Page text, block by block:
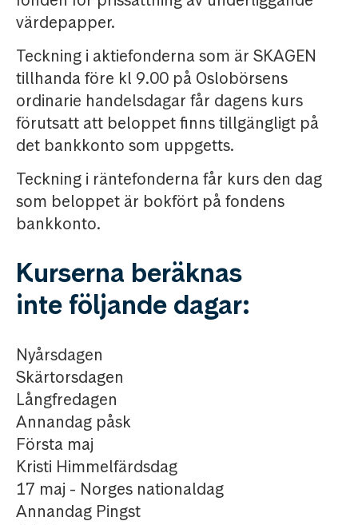
värdepapper.
Teckning i aktiefonderna som är SKAGEN
tillhanda före kl 9.00 på Oslobörsens
ordinarie handelsdagar får dagens kurs
förutsatt att beloppet finns tillgängligt på
det bankkonto som uppgetts.
Teckning i räntefonderna får kurs den dag
som beloppet är bokfört på fondens
bankkonto.
Kurserna beräknas
inte följande dagar:
Nyårsdagen
Skärtorsdagen
Långfredagen
Annandag påsk
Första maj
Kristi Himmelfärdsdag
17 maj - Norges nationaldag
Annandag Pingst